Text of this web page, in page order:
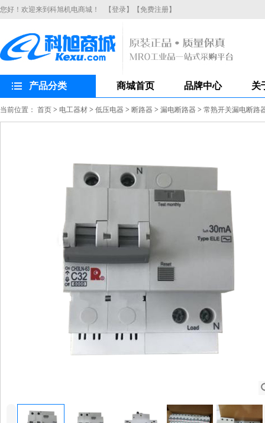
您好！欢迎来到科旭机电商城！ 【登录】 【免费注册】
产品分类 商城首页 品牌中心 关
当前位置： 首页 > 电工器材 > 低压电器 > 断路器 > 漏电断路器 > 常熟开关漏电断路